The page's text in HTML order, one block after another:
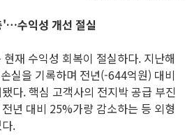
'…수익성 개선 절실
재 수익성 회복이 절실하다. 지난해
실을 기록하며 전년(-644억원) 대비
다. 핵심 고객사의 전지박 공급 부진
년 대비 25%가량 감소하는 등 외형
.